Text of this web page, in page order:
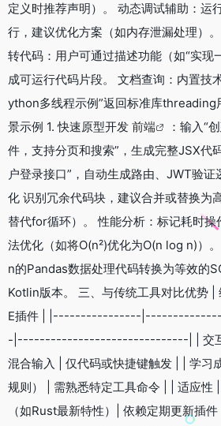
定义时推荐声明）。 动态调试辅助：运
行，建议优化方案（如内存泄漏处理）
转代码：用户可通过描述功能（如“实现
成可运行代码片段。 文档查询：内置技
ython多线程示例”返回标准库threading
景示例 1. 快速原型开发 前端
：输入“
件，支持分页和搜索”，生成完整JSX代
户登录接口”，自动生成路由、JWT验
化 识别冗余代码块，建议合并或替换为
替代for循环）。 性能分析：标记耗时
法优化（如将O(n²)优化为O(n log n)）
n的Pandas数据处理代码转换为等效的
Kotlin版本。 三、与传统工具对比优势 |
E插件 | |----------------
-|-------------------------------| | 交互
混合输入 | 仅代码或快捷键触发 | | 学习
规则） | 需熟悉特定工具命令 | | 适应性
（如Rust最新特性）| 依赖定期更新插